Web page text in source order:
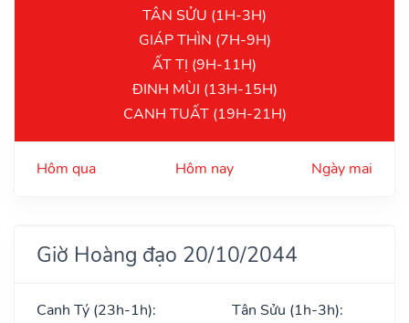
TÂN SỬU (1H-3H)
GIÁP THÌN (7H-9H)
ẤT TỊ (9H-11H)
ĐINH MÙI (13H-15H)
CANH TUẤT (19H-21H)
Hôm qua Hôm nay Ngày mai
Giờ Hoàng đạo 20/10/2044
Canh Tý (23h-1h):
Tân Sửu (1h-3h):